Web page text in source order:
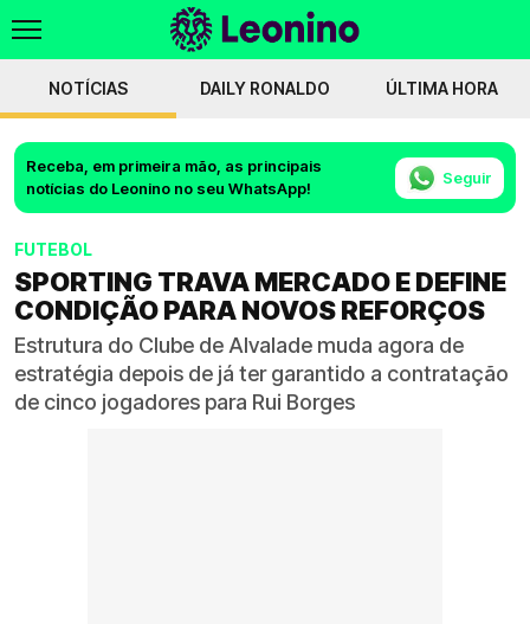
NOTÍCIAS DAILY RONALDO ÚLTIMA HORA
Receba, em primeira mão, as principais
notícias do Leonino no seu WhatsApp!
Seguir
FUTEBOL
SPORTING TRAVA MERCADO E DEFINE
CONDIÇÃO PARA NOVOS REFORÇOS
Estrutura do Clube de Alvalade muda agora de
estratégia depois de já ter garantido a contratação
de cinco jogadores para Rui Borges